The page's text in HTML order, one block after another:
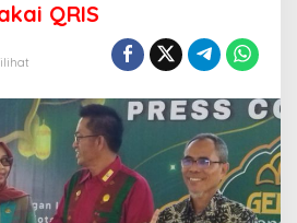
QRIS
QRIS